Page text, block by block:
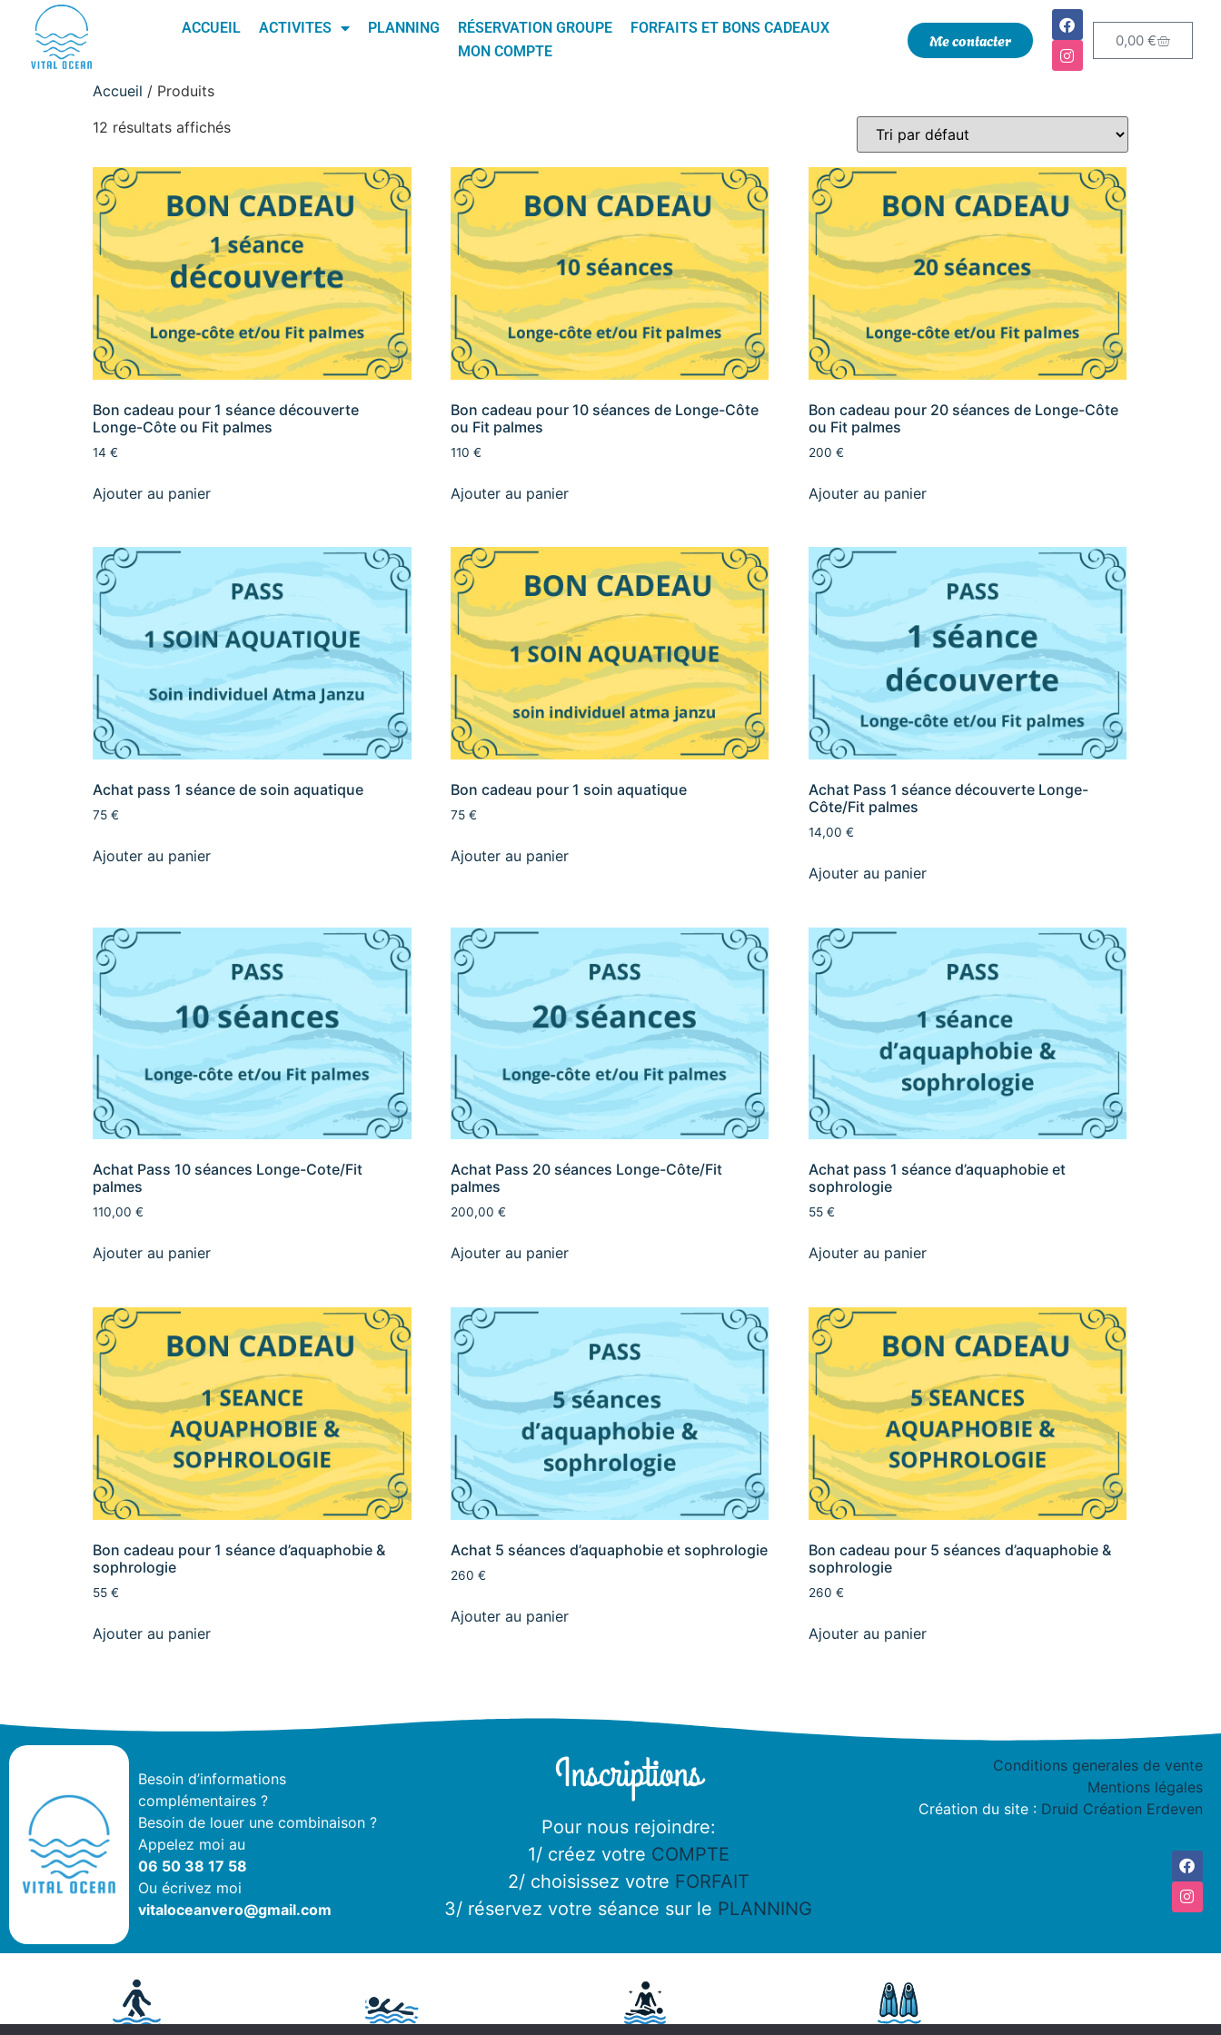
ACCUEIL ACTIVITES PLANNING RÉSERVATION GROUPE
FORFAITS ET BONS CADEAUX
MON COMPTE
Me contacter 0,00€
Accueil / Produits
12 résultats affichés
Bon cadeau pour 1 séance découverte
Longe-Côte ou Fit palmes
14 €
Ajouter au panier
Bon cadeau pour 10 séances de Longe-Côte
ou Fit palmes
110 €
Ajouter au panier
Bon cadeau pour 20 séances de Longe-Côte
ou Fit palmes
200 €
Ajouter au panier
Achat pass 1 séance de soin aquatique
75 €
Ajouter au panier
Bon cadeau pour 1 soin aquatique
75 €
Ajouter au panier
Achat Pass 1 séance découverte Longe-
Côte/Fit palmes
14,00 €
Ajouter au panier
Achat Pass 10 séances Longe-Cote/Fit
palmes
110,00 €
Ajouter au panier
Achat Pass 20 séances Longe-Côte/Fit
palmes
200,00 €
Ajouter au panier
Achat pass 1 séance d’aquaphobie et
sophrologie
55 €
Ajouter au panier
Bon cadeau pour 1 séance d’aquaphobie &
sophrologie
55 €
Ajouter au panier
Achat 5 séances d’aquaphobie et sophrologie
260 €
Ajouter au panier
Bon cadeau pour 5 séances d’aquaphobie &
sophrologie
260 €
Ajouter au panier
Besoin d’informations
complémentaires ?
Besoin de louer une combinaison ?
Appelez moi au
06 50 38 17 58
Ou écrivez moi
vitaloceanvero@gmail.com
Inscriptions
Pour nous rejoindre:
1/ créez votre COMPTE
2/ choisissez votre FORFAIT
3/ réservez votre séance sur le PLANNING
Conditions generales de vente
Mentions légales
Création du site : Druid Création Erdeven